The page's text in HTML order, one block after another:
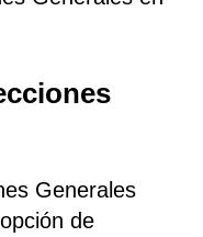
Generales
de